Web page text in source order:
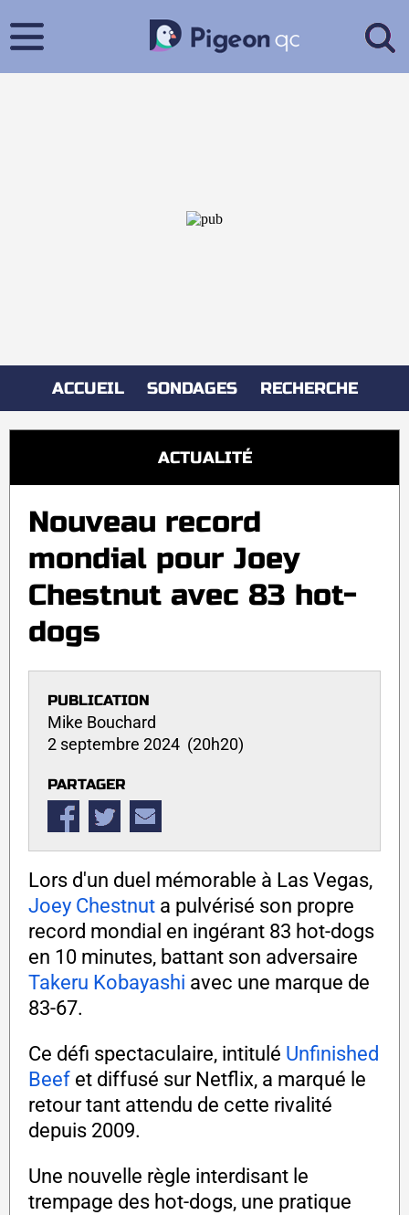
ACCUEIL SONDAGES RECHERCHE
ACTUALITÉ
Nouveau record
mondial pour Joey
Chestnut avec 83 hot-
dogs
PUBLICATION
Mike Bouchard
2 septembre 2024 (20h20)
PARTAGER
Lors d'un duel mémorable à Las Vegas,
Joey Chestnut a pulvérisé son propre
record mondial en ingérant 83 hot-dogs
en 10 minutes, battant son adversaire
Takeru Kobayashi avec une marque de
83-67.
Ce défi spectaculaire, intitulé Unfinished
Beef et diffusé sur Netflix, a marqué le
retour tant attendu de cette rivalité
depuis 2009.
Une nouvelle règle interdisant le
trempage des hot-dogs, une pratique